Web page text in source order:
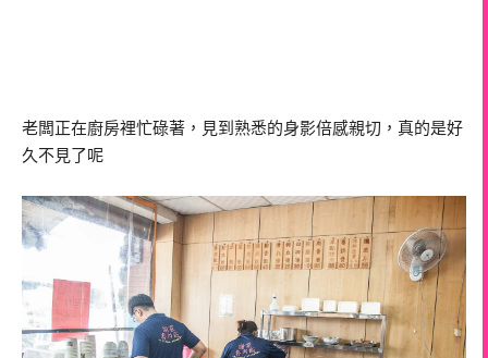
老闆正在廚房裡忙碌著，見到熟悉的身影倍感親切，真的是好
久不見了呢